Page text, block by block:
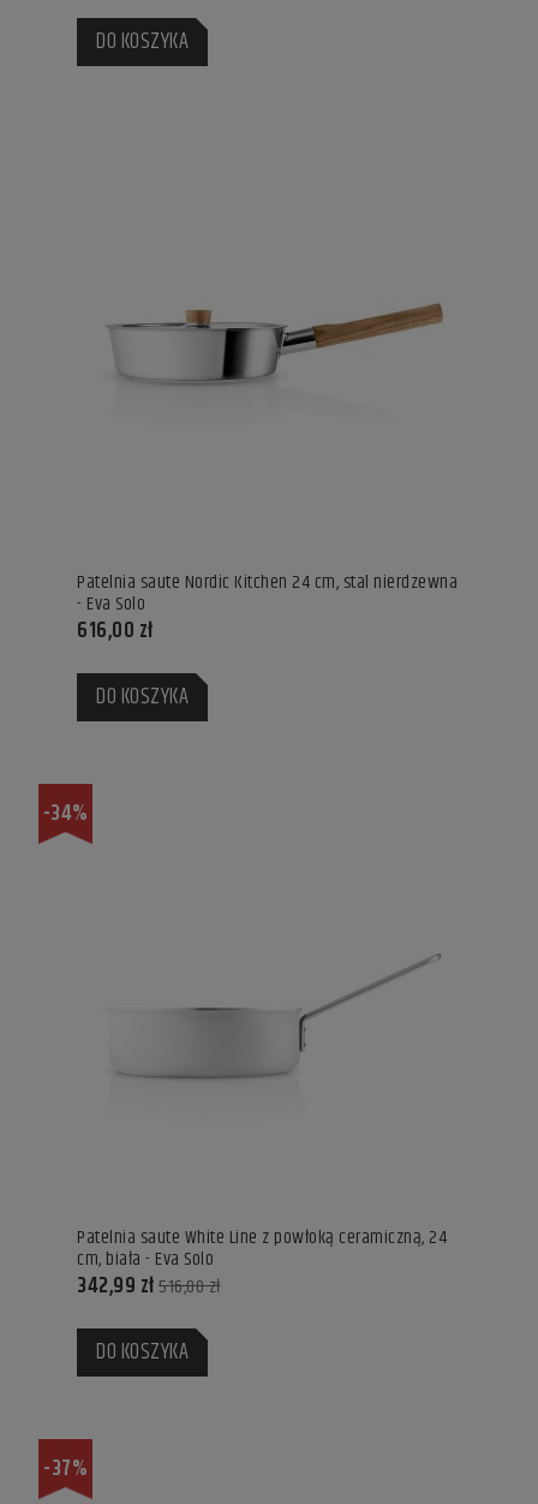
DO KOSZYKA
Patelnia saute Nordic Kitchen 24 cm, stal nierdzewna
- Eva Solo
616,00 zł
DO KOSZYKA
Patelnia saute White Line z powłoką ceramiczną, 24
cm, biała - Eva Solo
342,99 zł516,00 zł
DO KOSZYKA
-34%
-37%